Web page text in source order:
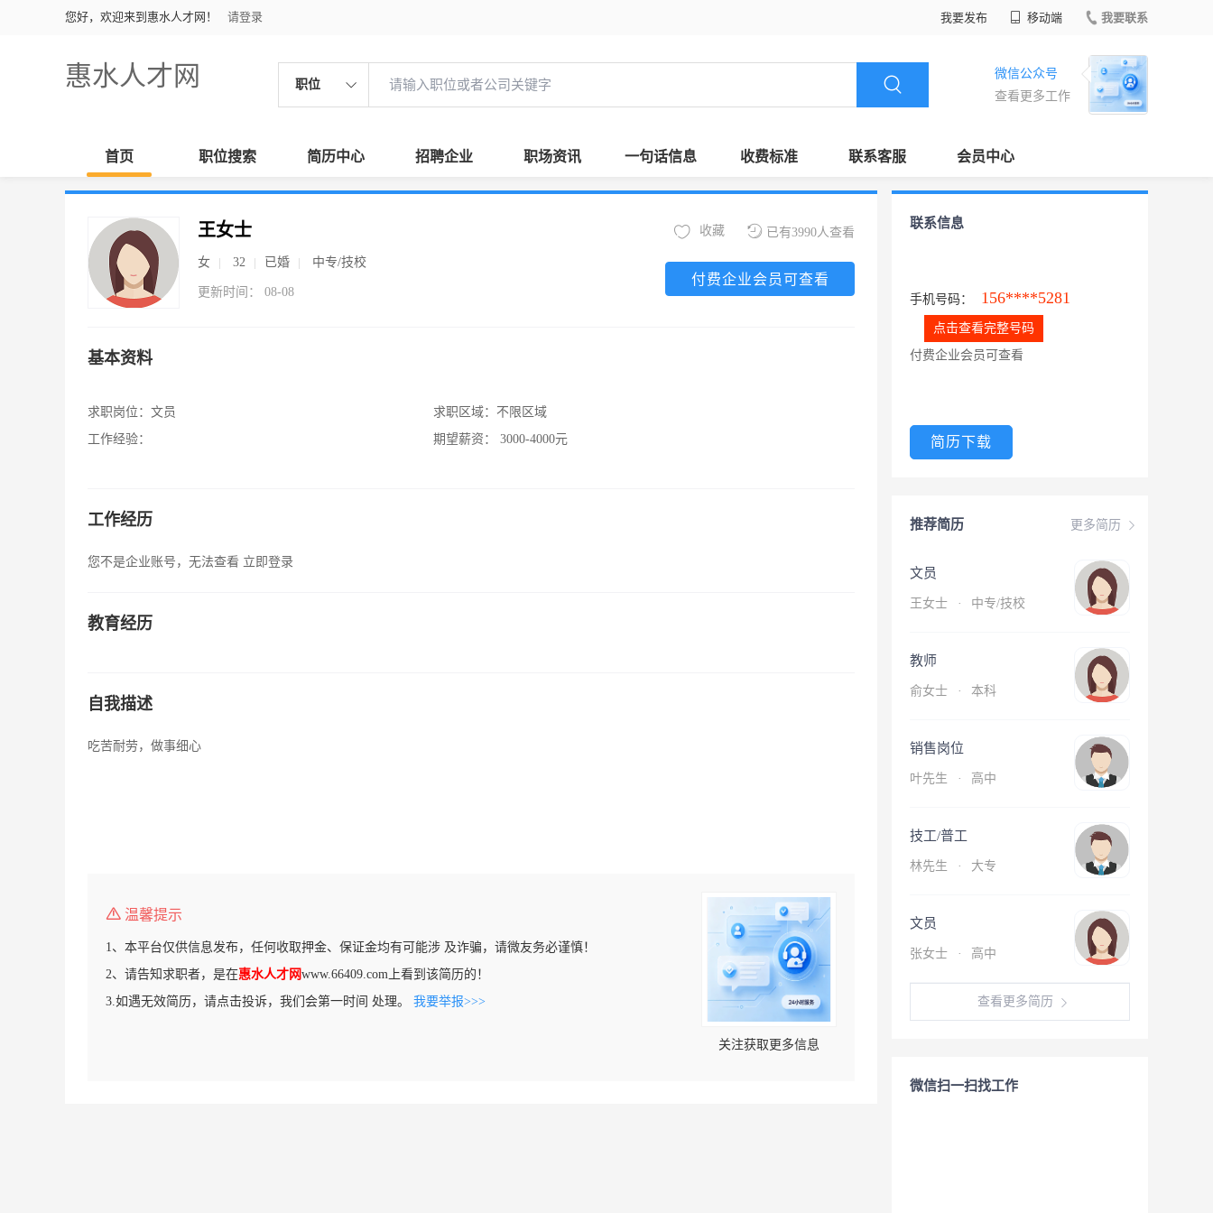
您好，欢迎来到惠水人才网！ 请登录 我要发布 移动端 我要联系
惠水人才网 职位
微信公众号
查看更多工作
首页 职位搜索 简历中心 招聘企业 职场资讯 一句话信息 收费标准 联系客服 会员中心
王女士
女 32 已婚 中专/技校
更新时间： 08-08
已有3990人查看
收藏
付费企业会员可查看
基本资料
求职岗位： 文员
工作经验：
求职区域： 不限区域
期望薪资：
3000-4000元
工作经历
您不是企业账号，无法查看 立即登录
教育经历
自我描述
吃苦耐劳，做事细心
温馨提示
1、本平台仅供信息发布，任何收取押金、保证金均有可能涉 及诈骗，请微友务必谨慎！
2、请告知求职者，是在惠水人才网www.66409.com上看到该简历的！
3.如遇无效简历，请点击投诉，我们会第一时间 处理。 我要举报>>>
关注获取更多信息
联系信息
手机号码： 156****5281
点击查看完整号码
付费企业会员可查看
简历下载
更多简历
推荐简历
文员
王女士 · 中专/技校
教师
俞女士 · 本科
销售岗位
叶先生 · 高中
技工/普工
林先生 · 大专
文员
张女士 · 高中
查看更多简历
微信扫一扫找工作